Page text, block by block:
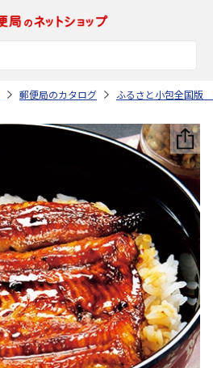
郵便局のカタログ ふるさと小包全国版